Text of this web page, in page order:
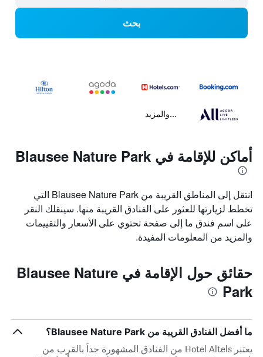
بحث
...والمزيد
أماكن للإقامة في Blausee Nature Park
انتقل إلى المناطق القريبة من Blausee Nature Park التي
تخطط لزيارتها للعثور على الفنادق القريبة منها. سينقلك النقر
على اسم فندق ما إلى صفحة تحتوي على الأسعار والتقييمات
والمزيد من المعلومات المفيدة.
حقائق حول الإقامة في Blausee Nature
Park
ما أفضل الفنادق القريبة من Blausee Nature Park؟
يعتبر Hotel Altels من الفنادق المشهورة جداً بالقرب من